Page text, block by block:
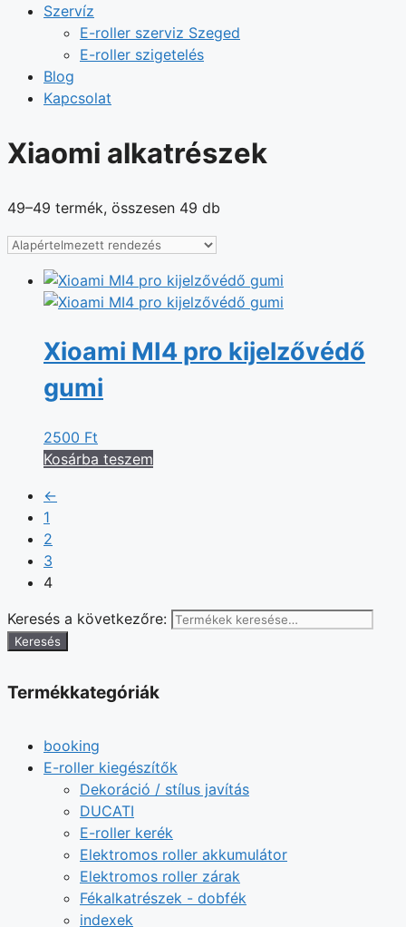
Szervíz
E-roller szerviz Szeged
E-roller szigetelés
Blog
Kapcsolat
Xiaomi alkatrészek
49–49 termék, összesen 49 db
Xioami MI4 pro kijelzővédő
gumi
2500 Ft
Kosárba teszem
←
1
2
3
4
Keresés a következőre:
Keresés
Termékkategóriák
booking
E-roller kiegészítők
Dekoráció / stílus javítás
DUCATI
E-roller kerék
Elektromos roller akkumulátor
Elektromos roller zárak
Fékalkatrészek - dobfék
indexek